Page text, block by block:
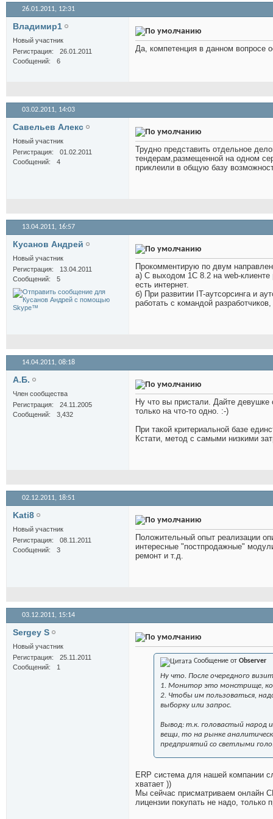
26.01.2011, 12:31
Владимир1
Новый участник
Регистрация
26.01.2011
Сообщений
6
Да, компетенция в данном вопросе
03.02.2011, 14:03
Савельев Алекс
Новый участник
Регистрация
01.02.2011
Сообщений
4
Трудно представить отдельное
тендерам,размещенной на одном
приклеили в общую базу
13.04.2011, 16:57
Кусанов Андрей
Новый участник
Регистрация
13.04.2011
Сообщений
5
Прокомментирую по двум
а) С выходом 1С 8.2 на web-клиенте
есть интернет.
б) При развитии IT-аутсорсинга и
работать с командой
14.04.2011, 08:18
А.Б.
Член сообщества
Регистрация
24.11.2005
Сообщений
3,432
Ну что вы пристали. Дайте девушке
только на что-то одно. :-)
При такой критериальной базе
Кстати, метод с самыми низкими
02.12.2011, 18:51
Kati8
Новый участник
Регистрация
08.11.2011
Сообщений
3
Положительный опыт реализации
интересные "постпродажные"
ремонт и т.д.
03.12.2011, 15:14
Sergey S
Новый участник
Регистрация
25.11.2011
Сообщений
1
Сообщение от Observer
Ну что. После очередного
1. Монитор это монстрище,
2. Чтобы им пользоваться,
выборку или запрос.
Вывод: т.к. головастый народ
вещи, то на рынке
предприятий со светлыми
ERP система для нашей компании
хватает ))
Мы сейчас присматриваем онлайн
лицензии покупать не надо, только